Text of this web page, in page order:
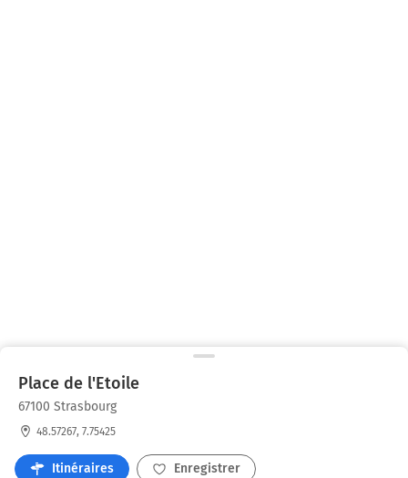
Place de l'Etoile
67100 Strasbourg
48.57267, 7.75425
Itinéraires Enregistrer